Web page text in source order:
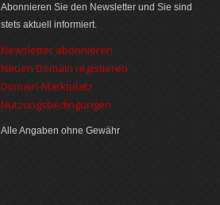
Abonnieren Sie den Newsletter und Sie sind
stets aktuell informiert.
Newsletter abonnieren
Neuen Domain registieren
Domain-Marktplatz
Nutzungsbedingungen
Alle Angaben ohne Gewähr